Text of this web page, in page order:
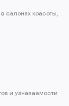
салонах красоты,
и узнаваемости